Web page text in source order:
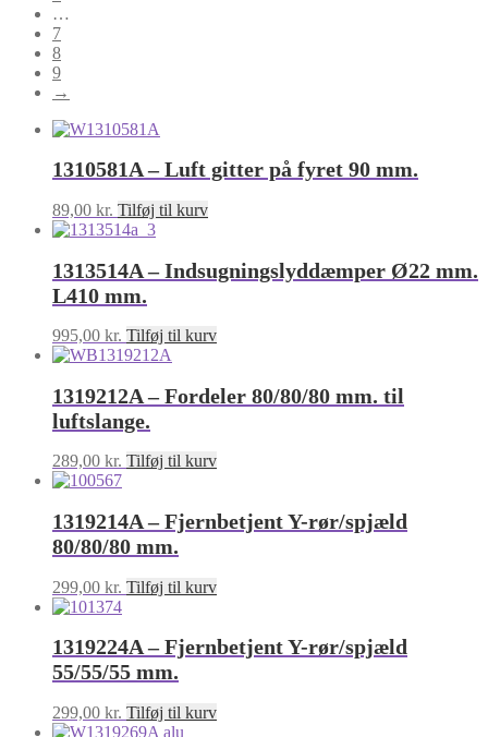
…
7
8
9
→
1310581A – Luft gitter på fyret 90 mm.
89,00 kr. Tilføj til kurv
1313514A – Indsugningslyddæmper Ø22 mm.
L410 mm.
995,00 kr. Tilføj til kurv
1319212A – Fordeler 80/80/80 mm. til
luftslange.
289,00 kr. Tilføj til kurv
1319214A – Fjernbetjent Y-rør/spjæld
80/80/80 mm.
299,00 kr. Tilføj til kurv
1319224A – Fjernbetjent Y-rør/spjæld
55/55/55 mm.
299,00 kr. Tilføj til kurv